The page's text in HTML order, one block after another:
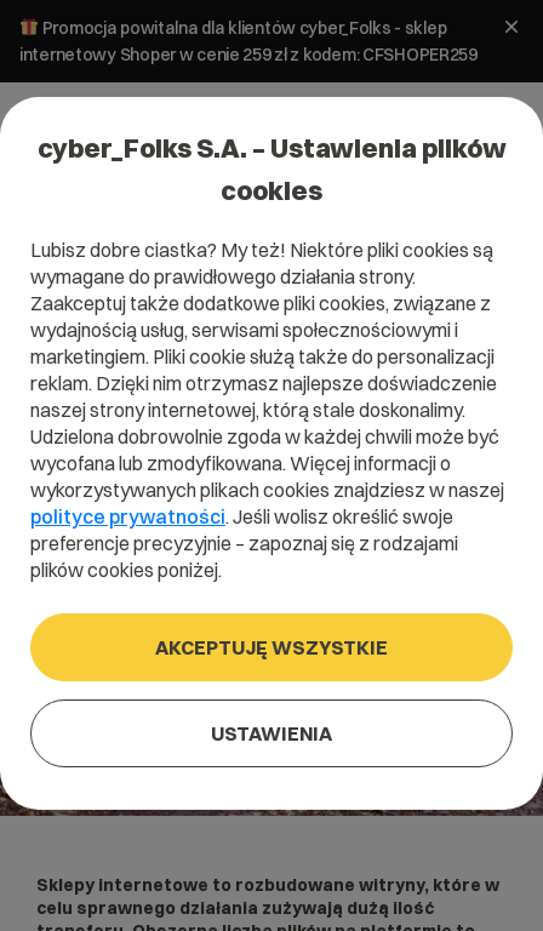
Promocja powitalna dla klientów cyber_Folks - sklep
internetowy Shoper w cenie 259 zł z kodem: CFSHOPER259
Hosting
Hosting dla e-sklepu
14 marca 2025 ok.3min
Sklepy internetowe to rozbudowane witryny, które w
celu sprawnego działania zużywają dużą ilość
cyber_Folks S.A. – Ustawienia plików
cookies
Lubisz dobre ciastka? My też! Niektóre pliki cookies są
wymagane do prawidłowego działania strony.
Zaakceptuj także dodatkowe pliki cookies, związane z
wydajnością usług, serwisami społecznościowymi i
marketingiem. Pliki cookie służą także do personalizacji
reklam. Dzięki nim otrzymasz najlepsze doświadczenie
naszej strony internetowej, którą stale doskonalimy.
Udzielona dobrowolnie zgoda w każdej chwili może być
wycofana lub zmodyfikowana. Więcej informacji o
wykorzystywanych plikach cookies znajdziesz w naszej
polityce prywatności. Jeśli wolisz określić swoje
preferencje precyzyjnie – zapoznaj się z rodzajami
plików cookies poniżej.
AKCEPTUJĘ WSZYSTKIE
USTAWIENIA